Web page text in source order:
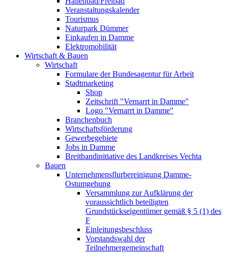
Veranstaltungskalender
Tourismus
Naturpark Dümmer
Einkaufen in Damme
Elektromobilität
Wirtschaft & Bauen
Wirtschaft
Formulare der Bundesagentur für Arbeit
Stadtmarketing
Shop
Zeitschrift "Vernarrt in Damme"
Logo "Vernarrt in Damme"
Branchenbuch
Wirtschaftsförderung
Gewerbegebiete
Jobs in Damme
Breitbandinitiative des Landkreises Vechta
Bauen
Unternehmensflurbereinigung Damme-
Ostumgehung
Versammlung zur Aufklärung der
voraussichtlich beteiligten
Grundstückseigentümer gemäß § 5 (1) des
F
Einleitungsbeschluss
Vorstandswahl der
Teilnehmergemeinschaft